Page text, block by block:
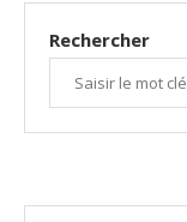
Rechercher